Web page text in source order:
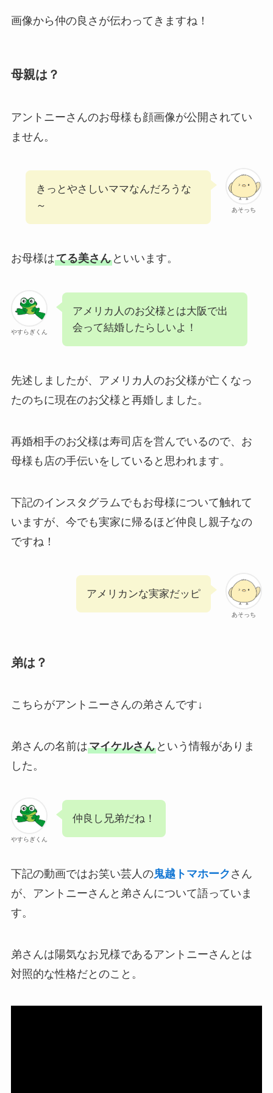
画像から仲の良さが伝わってきますね！
母親は？
アントニーさんのお母様も顔画像が公開されてい
ません。
あそっち
きっとやさしいママなんだろうな
～
お母様はてる美さんといいます。
やすらぎくん
アメリカ人のお父様とは大阪で出
会って結婚したらしいよ！
先述しましたが、アメリカ人のお父様が亡くなっ
たのちに現在のお父様と再婚しました。
再婚相手のお父様は寿司店を営んでいるので、お
母様も店の手伝いをしていると思われます。
下記のインスタグラムでもお母様について触れて
いますが、今でも実家に帰るほど仲良し親子なの
ですね！
あそっち
アメリカンな実家だッピ
弟は？
こちらがアントニーさんの弟さんです↓
弟さんの名前はマイケルさんという情報がありま
した。
やすらぎくん
仲良し兄弟だね！
下記の動画ではお笑い芸人の鬼越トマホーク さん
が、アントニーさんと弟さんについて語っていま
す。
弟さんは陽気なお兄様であるアントニーさんとは
対照的な性格だとのこと。